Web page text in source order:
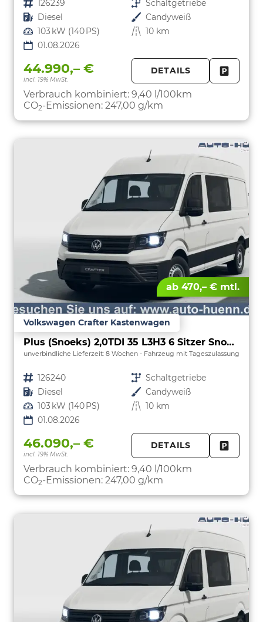
Fahrzeugnr. 126239 Getriebe Schaltgetriebe
Kraftstoff Diesel Außenfarbe Candyweiß
Leistung 103 kW (140 PS) Kilometerstand 10 km
01.08.2026
44.990,– €
incl. 19% MwSt.
DETAILS
Verbrauch kombiniert: 9,40 l/100km
CO2-Emissionen: 247,00 g/km
ab 470,– € mtl.
Volkswagen Crafter Kastenwagen
Plus (Snoeks) 2,0TDI 35 L3H3 6 Sitzer Snoeks Mixto AHK Standh.
unverbindliche Lieferzeit: 8 Wochen Fahrzeug mit Tageszulassung
Fahrzeugnr. 126240 Getriebe Schaltgetriebe
Kraftstoff Diesel Außenfarbe Candyweiß
Leistung 103 kW (140 PS) Kilometerstand 10 km
01.08.2026
46.090,– €
incl. 19% MwSt.
DETAILS
Verbrauch kombiniert: 9,40 l/100km
CO2-Emissionen: 247,00 g/km